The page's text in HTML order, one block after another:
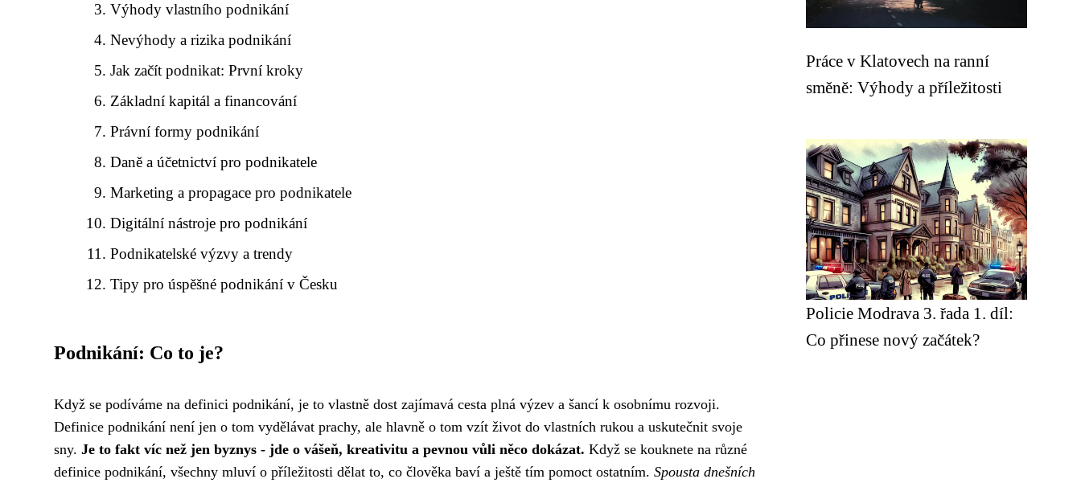
Výhody vlastního podnikání
Nevýhody a rizika podnikání
Jak začít podnikat: První kroky
Základní kapitál a financování
Právní formy podnikání
Daně a účetnictví pro podnikatele
Marketing a propagace pro podnikatele
Digitální nástroje pro podnikání
Podnikatelské výzvy a trendy
Tipy pro úspěšné podnikání v Česku
Podnikání: Co to je?
Když se podíváme na definici podnikání, je to vlastně dost zajímavá cesta plná výzev a šancí k osobnímu rozvoji.
Definice podnikání není jen o tom vydělávat prachy, ale hlavně o tom vzít život do vlastních rukou a uskutečnit svoje
sny. Je to fakt víc než jen byznys - jde o vášeň, kreativitu a pevnou vůli něco dokázat. Když se kouknete na různé
definice podnikání, všechny mluví o příležitosti dělat to, co člověka baví a ještě tím pomoct ostatním. Spousta dnešních
Práce v Klatovech na ranní
směně: Výhody a příležitosti
Policie Modrava 3. řada 1. díl:
Co přinese nový začátek?